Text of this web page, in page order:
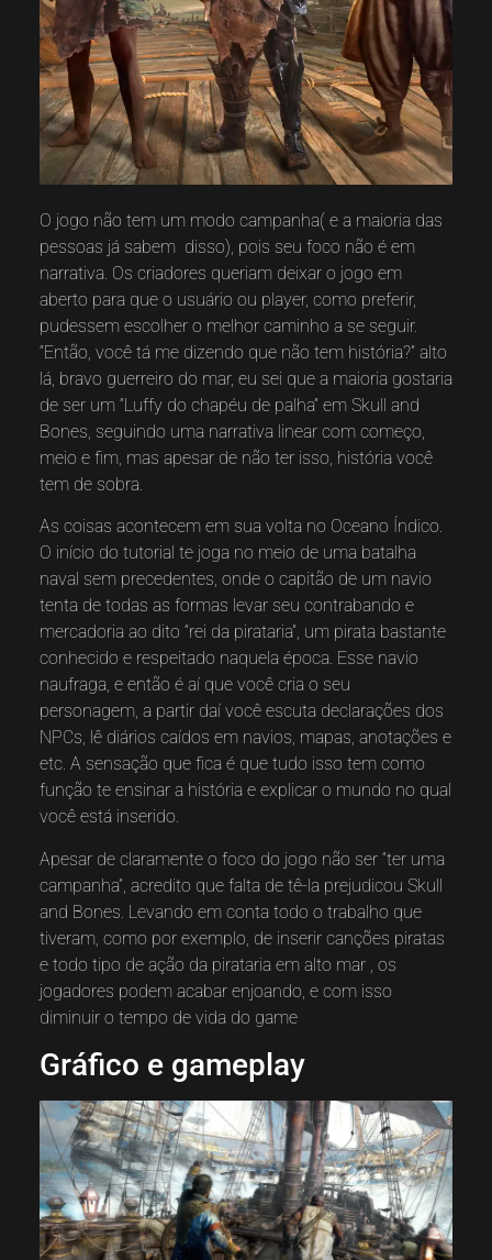
O jogo não tem um modo campanha( e a maioria das
pessoas já sabem disso), pois seu foco não é em
narrativa. Os criadores queriam deixar o jogo em
aberto para que o usuário ou player, como preferir,
pudessem escolher o melhor caminho a se seguir.
“Então, você tá me dizendo que não tem história?” alto
lá, bravo guerreiro do mar, eu sei que a maioria gostaria
de ser um “Luffy do chapéu de palha” em Skull and
Bones, seguindo uma narrativa linear com começo,
meio e fim, mas apesar de não ter isso, história você
tem de sobra.
As coisas acontecem em sua volta no Oceano Índico.
O início do tutorial te joga no meio de uma batalha
naval sem precedentes, onde o capitão de um navio
tenta de todas as formas levar seu contrabando e
mercadoria ao dito “rei da pirataria”, um pirata bastante
conhecido e respeitado naquela época. Esse navio
naufraga, e então é aí que você cria o seu
personagem, a partir daí você escuta declarações dos
NPCs, lê diários caídos em navios, mapas, anotações e
etc. A sensação que fica é que tudo isso tem como
função te ensinar a história e explicar o mundo no qual
você está inserido.
Apesar de claramente o foco do jogo não ser “ter uma
campanha”, acredito que falta de tê-la prejudicou Skull
and Bones. Levando em conta todo o trabalho que
tiveram, como por exemplo, de inserir canções piratas
e todo tipo de ação da pirataria em alto mar , os
jogadores podem acabar enjoando, e com isso
diminuir o tempo de vida do game
Gráfico e gameplay